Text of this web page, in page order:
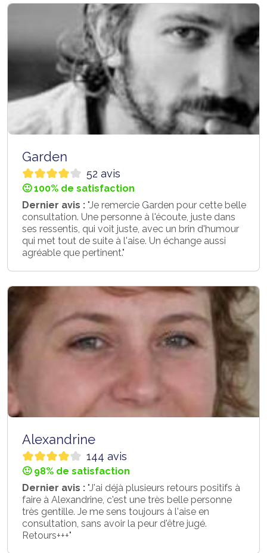
Garden
52 avis
🙂 100% de satisfaction
Dernier avis : "Je remercie Garden pour cette belle
consultation. Une personne à l'écoute, juste dans
ses ressentis, qui voit juste, avec un brin d'humour
qui met tout de suite à l'aise. Un échange aussi
agréable que pertinent."
Alexandrine
144 avis
🙂 98% de satisfaction
Dernier avis : "J'ai déjà plusieurs retours positifs à
faire à Alexandrine, c'est une très belle personne
très gentille. Je me sens toujours à l'aise en
consultation, sans avoir la peur d'être jugé.
Retours+++"